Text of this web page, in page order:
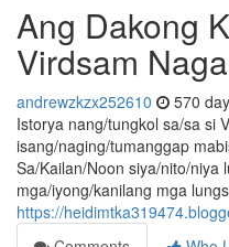
Ang Dakong
Virdsam
andrewzkzx252610 570
Istorya nang/tungkol sa/sa si
isang/naging/tumanggap
Sa/Kailan/Noon siya/nito/niya
mga/iyong/kanilang mga
https://